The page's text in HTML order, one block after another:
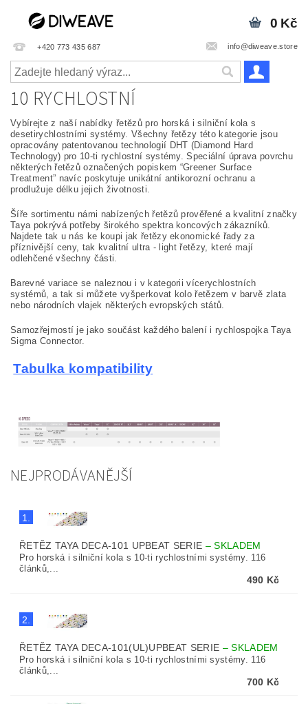
+420 773 435 687 info@diweave.store
0 Kč
10 RYCHLOSTNÍ
Vybírejte z naší nabídky řetězů pro horská i silniční kola s
desetirychlostními systémy. Všechny řetězy této kategorie jsou
opracovány patentovanou technologií DHT (Diamond Hard
Technology) pro 10-ti rychlostní systémy. Speciální úprava povrchu
některých řetězů označených popiskem “Greener Surface
Treatment” navíc poskytuje unikátní antikorozní ochranu a
prodlužuje délku jejich životnosti.
Šíře sortimentu námi nabízených řetězů prověřené a kvalitní značky
Taya pokrývá potřeby širokého spektra koncových zákazníků.
Najdete tak u nás ke koupi jak řetězy ekonomické řady za
příznivější ceny, tak kvalitní ultra - light řetězy, které mají
odlehčené všechny části.
Barevné variace se naleznou i v kategorii vícerychlostních
systémů, a tak si můžete vyšperkovat kolo řetězem v barvě zlata
nebo národních vlajek některých evropských států.
Samozřejmostí je jako součást každého balení i rychlospojka Taya
Sigma Connector.
Tabulka kompatibility
NEJPRODÁVANĚJŠÍ
1.
ŘETĚZ TAYA DECA-101 UPBEAT SERIE –SKLADEM
Pro horská i silniční kola s 10-ti rychlostními systémy. 116
článků,...
490 Kč
2.
ŘETĚZ TAYA DECA-101(UL)UPBEAT SERIE –SKLADEM
Pro horská i silniční kola s 10-ti rychlostními systémy. 116
článků,...
700 Kč